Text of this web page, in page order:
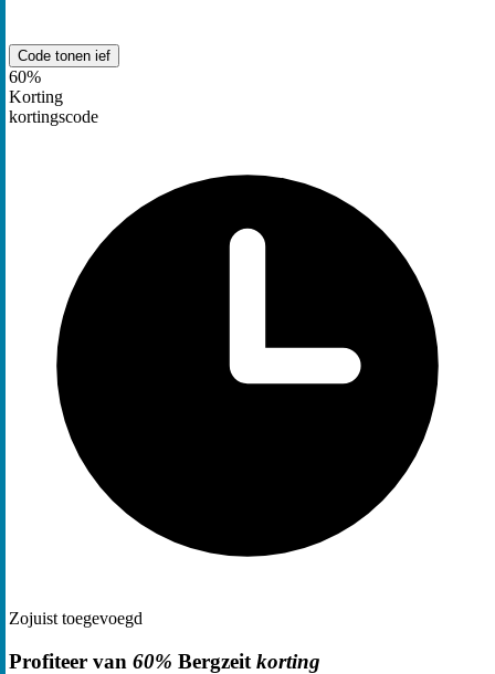
Code tonen ief
60%
Korting
kortingscode
Zojuist toegevoegd
Profiteer van 60% Bergzeit korting